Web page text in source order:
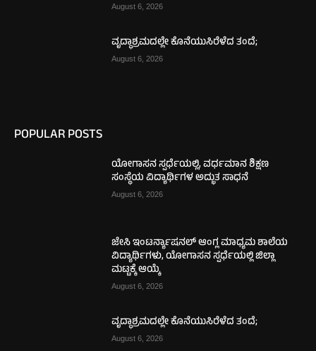
August 6, 2026
ವೃದ್ಧಾಶ್ರಮದಲ್ಲೇ ಕೊನೆಯುಸಿರೆಳೆದ ತಂದೆ;
August 6, 2026
POPULAR POSTS
ಯೋಗಾಸನ ಸ್ಪರ್ಧೆಯಲ್ಲಿ, ವರ್ಧಮಾನ ಶಿಕ್ಷಣ
ಸಂಸ್ಥೆಯ ವಿದ್ಯಾರ್ಥಿಗಳ ಅದ್ಭುತ ಸಾಧನೆ
August 6, 2026
ಜೇಸಿ ಇಂಟರ್ನ್ಯಾಷನಲ್ ಆಂಗ್ಲ ಮಾಧ್ಯಮ ಶಾಲೆಯ
ವಿದ್ಯಾರ್ಥಿಗಳು, ಯೋಗಾಸನ ಸ್ಪರ್ಧೆಯಲ್ಲಿ ಜಿಲ್ಲಾ
ಮಟ್ಟಕ್ಕೆ ಆಯ್ಕೆ
August 6, 2026
ವೃದ್ಧಾಶ್ರಮದಲ್ಲೇ ಕೊನೆಯುಸಿರೆಳೆದ ತಂದೆ;
August 6, 2026